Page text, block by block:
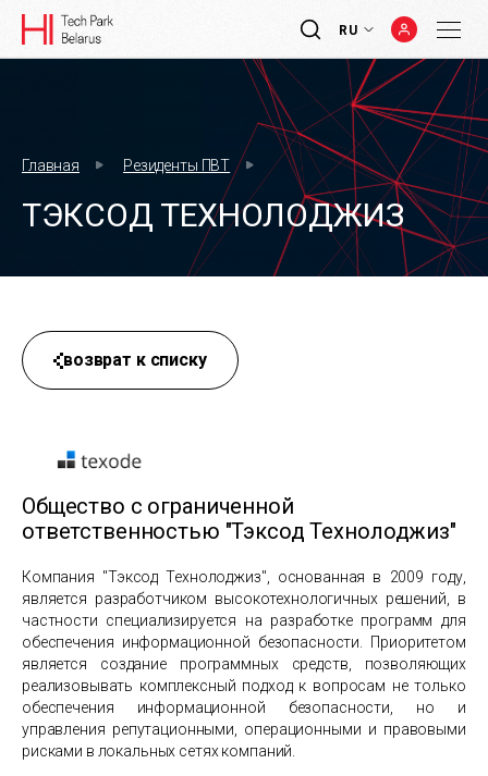
RU
Главная Резиденты ПВТ
ТЭКСОД ТЕХНОЛОДЖИЗ
Общество с ограниченной
ответственностью "Тэксод Технолоджиз"
Компания "Тэксод Технолоджиз", основанная в 2009 году,
является разработчиком высокотехнологичных решений, в
частности специализируется на разработке программ для
обеспечения информационной безопасности. Приоритетом
является создание программных средств, позволяющих
реализовывать комплексный подход к вопросам не только
обеспечения информационной безопасности, но и
управления репутационными, операционными и правовыми
рисками в локальных сетях компаний.
возврат к списку